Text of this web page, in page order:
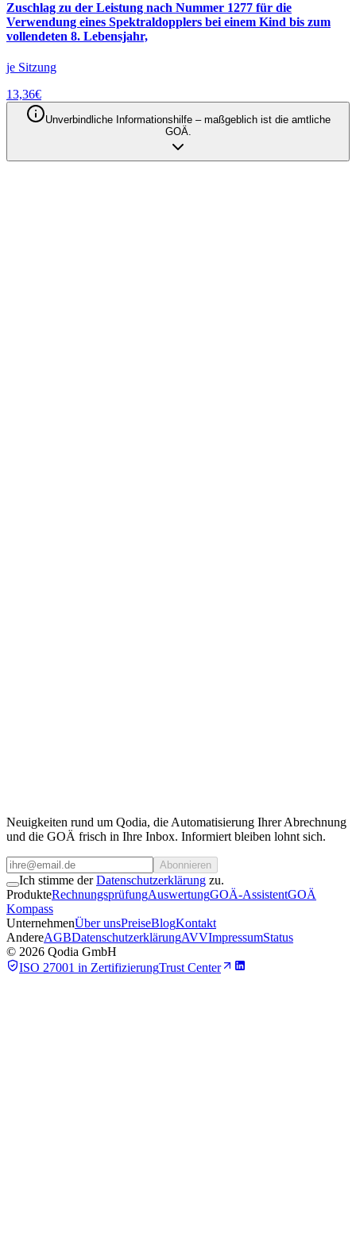
Zuschlag zu der Leistung nach Nummer 1277 für die
Verwendung eines Spektraldopplers bei einem Kind bis zum
vollendeten 8. Lebensjahr,
je Sitzung
13,36€
Unverbindliche Informationshilfe – maßgeblich ist die amtliche
GOÄ.
Neuigkeiten rund um Qodia, die Automatisierung Ihrer Abrechnung
und die GOÄ frisch in Ihre Inbox. Informiert bleiben lohnt sich.
Abonnieren
Ich stimme der Datenschutzerklärung zu.
ProdukteRechnungsprüfungAuswertungGOÄ-AssistentGOÄ
Kompass
UnternehmenÜber unsPreiseBlogKontakt
AndereAGBDatenschutzerklärungAVVImpressumStatus
© 2026 Qodia GmbH
ISO 27001 in ZertifizierungTrust Center